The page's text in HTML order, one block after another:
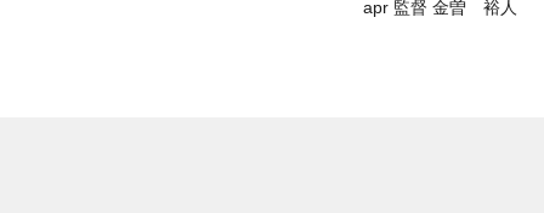
apr 監督 金曽 裕人